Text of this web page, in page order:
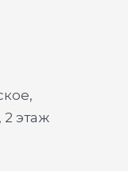
2 этаж